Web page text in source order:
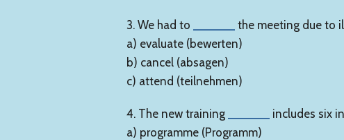
3. We had to
the meeting due to
a) evaluate (bewerten)
b) cancel (absagen)
c) attend (teilnehmen)
4. The new training
includes six
a) programme (Programm)